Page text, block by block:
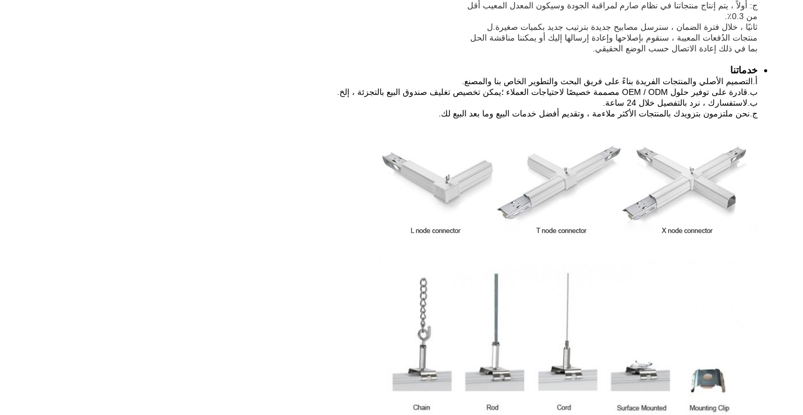
ج: أولاً ، يتم إنتاج منتجاتنا في نظام صارم لمراقبة الجودة وسيكون المعدل المعيب أقل
من 0.3٪.
ثانيًا ، خلال فترة الضمان ، سنرسل مصابيح جديدة بترتيب جديد بكميات صغيرة.ل
منتجات الدُفعات المعيبة ، سنقوم بإصلاحها وإعادة إرسالها إليك أو يمكننا مناقشة الحل
بما في ذلك إعادة الاتصال حسب الوضع الحقيقي.
خدماتنا
أ.التصميم الأصلي والمنتجات الفريدة بناءً على فريق البحث والتطوير الخاص بنا والمصنع.
ب.قادرة على توفير حلول OEM / ODM مصممة خصيصًا لاحتياجات العملاء ؛يمكن تخصيص تغليف صندوق البيع بالتجزئة ، إلخ.
ب.لاستفسارك ، نرد بالتفصيل خلال 24 ساعة.
ج.نحن ملتزمون بتزويدك بالمنتجات الأكثر ملاءمة ، وتقديم أفضل خدمات البيع وما بعد البيع لك.